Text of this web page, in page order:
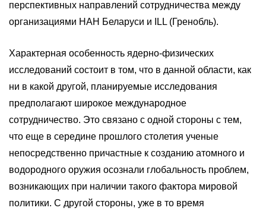
перспективных направлений сотрудничества между
организациями НАН Беларуси и ILL (Гренобль).
Характерная особенность ядерно-физических
исследований состоит в том, что в данной области, как
ни в какой другой, планируемые исследования
предполагают широкое международное
сотрудничество. Это связано с одной стороны с тем,
что еще в середине прошлого столетия ученые
непосредственно причастные к созданию атомного и
водородного оружия осознали глобальность проблем,
возникающих при наличии такого фактора мировой
политики. С другой стороны, уже в то время